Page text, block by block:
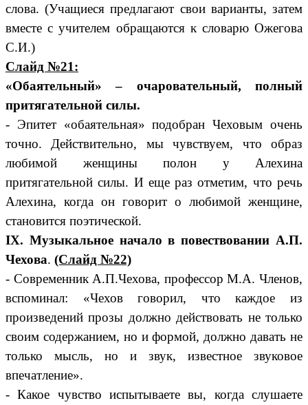
слова. (Учащиеся предлагают свои варианты, затем
вместе с учителем обращаются к словарю Ожегова
С.И.)
Слайд №21:
«Обаятельный» – очаровательный, полный
притягательной силы.
- Эпитет «обаятельная» подобран Чеховым очень
точно. Действительно, мы чувствуем, что образ
любимой женщины полон у Алехина
притягательной силы. И еще раз отметим, что речь
Алехина, когда он говорит о любимой женщине,
становится поэтической.
IX. Музыкальное начало в повествовании А.П.
Чехова. (Слайд №22)
- Современник А.П.Чехова, профессор М.А. Членов,
вспоминал: «Чехов говорил, что каждое из
произведений прозы должно действовать не только
своим содержанием, но и формой, должно давать не
только мысль, но и звук, известное звуковое
впечатление».
- Какое чувство испытываете вы, когда слушаете